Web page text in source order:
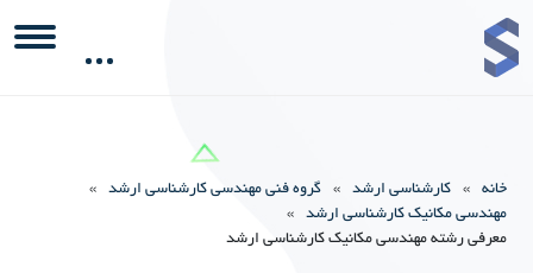
خانه » کارشناسی ارشد » گروه فنی مهندسی کارشناسی ارشد
»
مهندسی مکانیک کارشناسی ارشد
»
معرفی رشته مهندسی مکانیک کارشناسی ارشد